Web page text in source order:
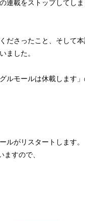
連載をストップしてし
ださったこと、そして
ました。
ルモールは休載します
ルがリスタートします。
すので、